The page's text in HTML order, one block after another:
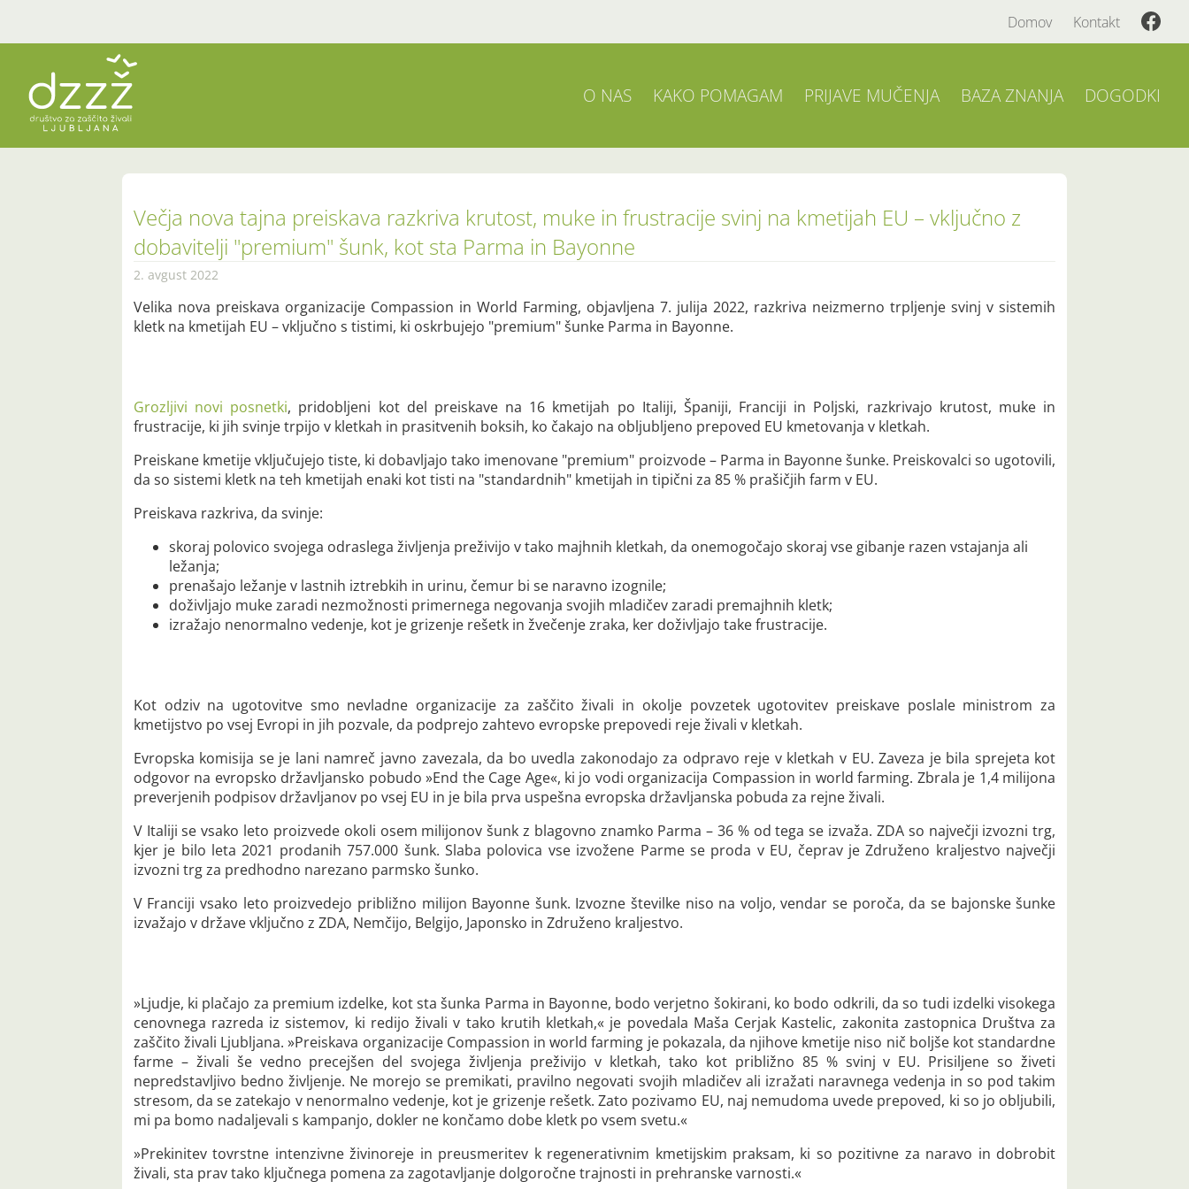
Domov Kontakt
O NAS KAKO POMAGAM PRIJAVE MUČENJA BAZA ZNANJA DOGODKI
Večja nova tajna preiskava razkriva krutost, muke in frustracije svinj na kmetijah EU – vključno z
dobavitelji "premium" šunk, kot sta Parma in Bayonne
2. avgust 2022
Velika nova preiskava organizacije Compassion in World Farming, objavljena 7. julija 2022, razkriva neizmerno trpljenje svinj v sistemih
kletk na kmetijah EU – vključno s tistimi, ki oskrbujejo "premium" šunke Parma in Bayonne.
Grozljivi novi posnetki, pridobljeni kot del preiskave na 16 kmetijah po Italiji, Španiji, Franciji in Poljski, razkrivajo krutost, muke in
frustracije, ki jih svinje trpijo v kletkah in prasitvenih boksih, ko čakajo na obljubljeno prepoved EU kmetovanja v kletkah.
Preiskane kmetije vključujejo tiste, ki dobavljajo tako imenovane "premium" proizvode – Parma in Bayonne šunke. Preiskovalci so ugotovili,
da so sistemi kletk na teh kmetijah enaki kot tisti na "standardnih" kmetijah in tipični za 85 % prašičjih farm v EU.
Preiskava razkriva, da svinje:
skoraj polovico svojega odraslega življenja preživijo v tako majhnih kletkah, da onemogočajo skoraj vse gibanje razen vstajanja ali
ležanja;
prenašajo ležanje v lastnih iztrebkih in urinu, čemur bi se naravno izognile;
doživljajo muke zaradi nezmožnosti primernega negovanja svojih mladičev zaradi premajhnih kletk;
izražajo nenormalno vedenje, kot je grizenje rešetk in žvečenje zraka, ker doživljajo take frustracije.
Kot odziv na ugotovitve smo nevladne organizacije za zaščito živali in okolje povzetek ugotovitev preiskave poslale ministrom za
kmetijstvo po vsej Evropi in jih pozvale, da podprejo zahtevo evropske prepovedi reje živali v kletkah.
Evropska komisija se je lani namreč javno zavezala, da bo uvedla zakonodajo za odpravo reje v kletkah v EU. Zaveza je bila sprejeta kot
odgovor na evropsko državljansko pobudo »End the Cage Age«, ki jo vodi organizacija Compassion in world farming. Zbrala je 1,4 milijona
preverjenih podpisov državljanov po vsej EU in je bila prva uspešna evropska državljanska pobuda za rejne živali.
V Italiji se vsako leto proizvede okoli osem milijonov šunk z blagovno znamko Parma – 36 % od tega se izvaža. ZDA so največji izvozni trg,
kjer je bilo leta 2021 prodanih 757.000 šunk. Slaba polovica vse izvožene Parme se proda v EU, čeprav je Združeno kraljestvo največji
izvozni trg za predhodno narezano parmsko šunko.
V Franciji vsako leto proizvedejo približno milijon Bayonne šunk. Izvozne številke niso na voljo, vendar se poroča, da se bajonske šunke
izvažajo v države vključno z ZDA, Nemčijo, Belgijo, Japonsko in Združeno kraljestvo.
»Ljudje, ki plačajo za premium izdelke, kot sta šunka Parma in Bayonne, bodo verjetno šokirani, ko bodo odkrili, da so tudi izdelki visokega
cenovnega razreda iz sistemov, ki redijo živali v tako krutih kletkah,« je povedala Maša Cerjak Kastelic, zakonita zastopnica Društva za
zaščito živali Ljubljana. »Preiskava organizacije Compassion in world farming je pokazala, da njihove kmetije niso nič boljše kot standardne
farme – živali še vedno precejšen del svojega življenja preživijo v kletkah, tako kot približno 85 % svinj v EU. Prisiljene so živeti
nepredstavljivo bedno življenje. Ne morejo se premikati, pravilno negovati svojih mladičev ali izražati naravnega vedenja in so pod takim
stresom, da se zatekajo v nenormalno vedenje, kot je grizenje rešetk. Zato pozivamo EU, naj nemudoma uvede prepoved, ki so jo obljubili,
mi pa bomo nadaljevali s kampanjo, dokler ne končamo dobe kletk po vsem svetu.«
»Prekinitev tovrstne intenzivne živinoreje in preusmeritev k regenerativnim kmetijskim praksam, ki so pozitivne za naravo in dobrobit
živali, sta prav tako ključnega pomena za zagotavljanje dolgoročne trajnosti in prehranske varnosti.«